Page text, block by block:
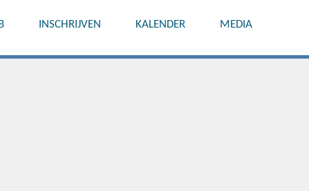
INSCHRIJVEN KALENDER MEDIA